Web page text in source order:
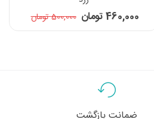
460,000 تومان 500,000 تومان